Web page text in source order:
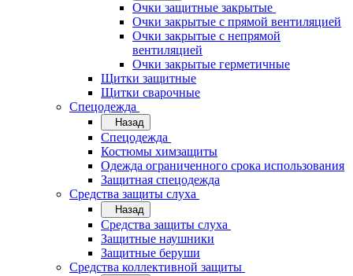
Очки защитные закрытые
Очки закрытые с прямой вентиляцией
Очки закрытые с непрямой
вентиляцией
Очки закрытые герметичные
Щитки защитные
Щитки сварочные
Спецодежда
Назад
Спецодежда
Костюмы химзащиты
Одежда ограниченного срока использования
Защитная спецодежда
Средства защиты слуха
Назад
Средства защиты слуха
Защитные наушники
Защитные беруши
Средства коллективной защиты